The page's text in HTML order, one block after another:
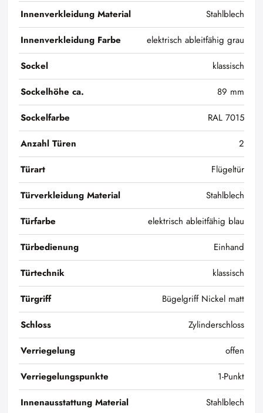
Innenverkleidung Material
Stahlblech
Innenverkleidung Farbe
elektrisch ableitfähig grau
Sockel
klassisch
Sockelhöhe ca.
89 mm
Sockelfarbe
RAL 7015
Anzahl Türen
2
Türart
Flügeltür
Türverkleidung Material
Stahlblech
Türfarbe
elektrisch ableitfähig blau
Türbedienung
Einhand
Türtechnik
klassisch
Türgriff
Bügelgriff Nickel matt
Schloss
Zylinderschloss
Verriegelung
offen
Verriegelungspunkte
1-Punkt
Innenausstattung Material
Stahlblech